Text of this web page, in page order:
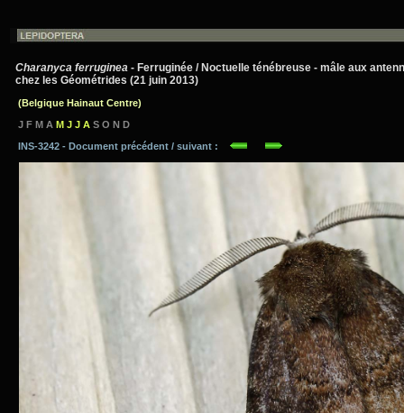
Charanyca ferruginea - Ferruginée / Noctuelle ténébreuse - mâle aux
chez les Géométrides (21 juin 2013)
(Belgique Hainaut Centre)
J F M A M J J A S O N D
INS-3242 - Document précédent / suivant :